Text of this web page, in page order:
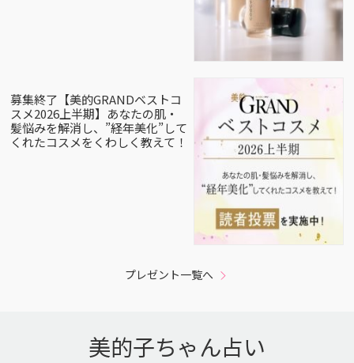
募集終了【美的GRANDベストコ
スメ2026上半期】あなたの肌・
髪悩みを解消し、”経年美化”して
くれたコスメをくわしく教えて！
プレゼント一覧へ
美的子ちゃん占い